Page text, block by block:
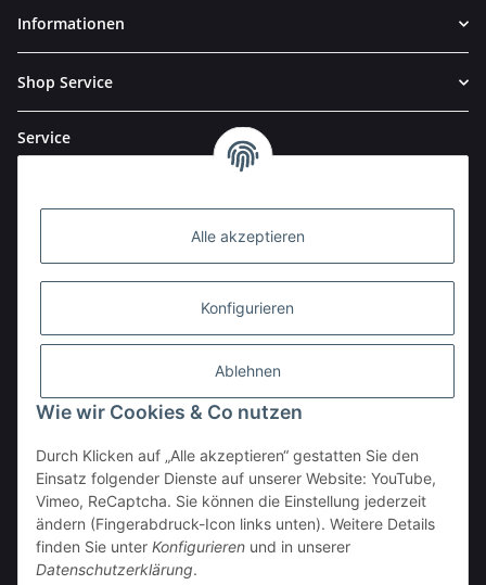
Alle akzeptieren
Konfigurieren
Ablehnen
Wie wir Cookies & Co nutzen
Durch Klicken auf „Alle akzeptieren“ gestatten Sie den
Einsatz folgender Dienste auf unserer Website: YouTube,
Vimeo, ReCaptcha. Sie können die Einstellung jederzeit
ändern (Fingerabdruck-Icon links unten). Weitere Details
finden Sie unter Konfigurieren und in unserer
Datenschutzerklärung.
Informationen
Shop Service
Service
BESTELLHOTLINE:
(0 23 03) 983 77 27
Vertrag widerrufen
* Alle Preise inkl. gesetzlicher USt., zzgl.